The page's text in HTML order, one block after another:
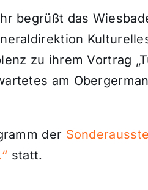
begrüßt das
zu ihrem Vortrag
am
der
statt.